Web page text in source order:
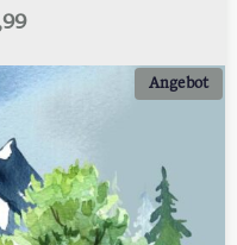
Aktueller
ist:
Angebot